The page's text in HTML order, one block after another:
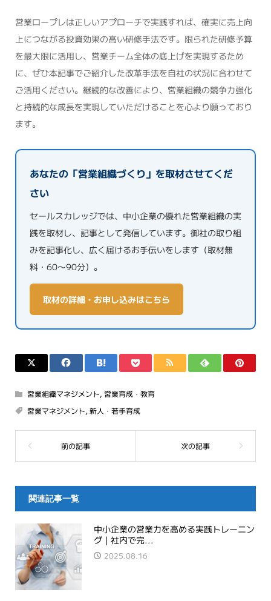
営業ロープレは正しいアプローチで実践すれば、確実に売上向
上につながる投資効果の高い研修手法です。限られた研修予算
を最大限に活用し、営業チーム全体の底上げを実現するため
に、ぜひ本記事でご紹介した改革手法を自社の状況に合わせて
ご活用ください。継続的な改善により、営業組織の競争力強化
と持続的な成長を実現していただけることを心より願っており
ます。
あなたの「営業組織づくり」を取材させてくだ
さい
セールスカレッジでは、中小企業の優れた営業組織の実
践を取材し、記事として発信しています。御社の取り組
みを記事化し、広く届けるお手伝いをします（取材無
料・60〜90分）。
取材の詳細・お申し込みはこちら
営業組織マネジメント, 営業育成・教育
営業マネジメント, 新人・若手育成
関連記事一覧
中小企業の営業力を高める実践トレーニン
グ｜社内で完...
2025.08.16